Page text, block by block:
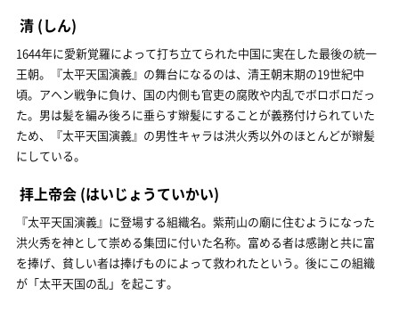
清 (しん)
1644年に愛新覚羅によって打ち立てられた中国に実在した最後の統一
王朝。『太平天国演義』の舞台になるのは、清王朝末期の19世紀中
頃。アヘン戦争に負け、国の内側も官吏の腐敗や内乱でボロボロだっ
た。男は髪を編み後ろに垂らす辮髪にすることが義務付けられていた
ため、『太平天国演義』の男性キャラは洪火秀以外のほとんどが辮髪
にしている。
拝上帝会 (はいじょうていかい)
『太平天国演義』に登場する組織名。紫荊山の廟に住むようになった
洪火秀を神として崇める集団に付いた名称。富める者は感謝と共に富
を捧げ、貧しい者は捧げものによって救われたという。後にこの組織
が「太平天国の乱」を起こす。